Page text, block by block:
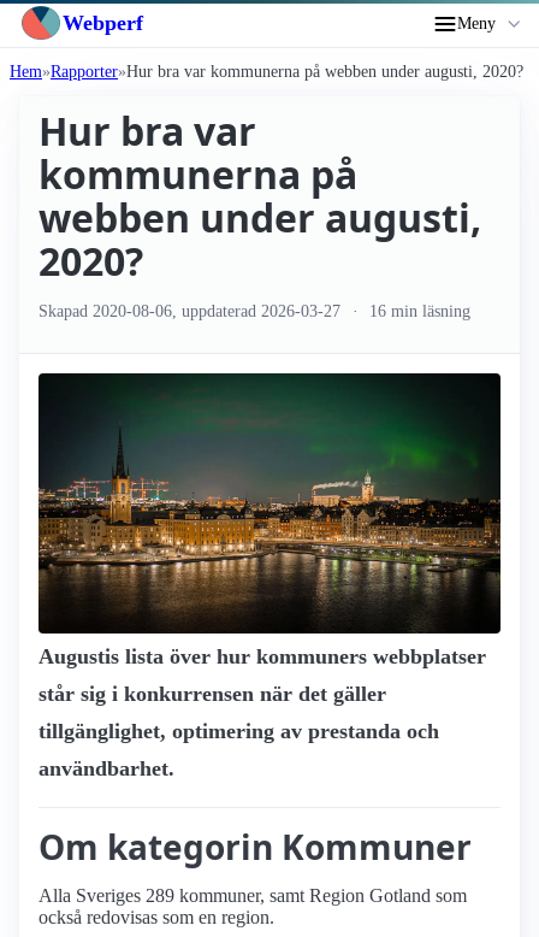
Webperf Meny
Hem Rapporter Hur bra var kommunerna på webben under augusti, 2020?
Hur bra var
kommunerna på
webben under augusti,
2020?
Skapad 2020-08-06 , uppdaterad 2026-03-27 16 min läsning
Augustis lista över hur kommuners webbplatser
står sig i konkurrensen när det gäller
tillgänglighet, optimering av prestanda och
användbarhet.
Om kategorin Kommuner
Alla Sveriges 289 kommuner, samt Region Gotland som
också redovisas som en region.